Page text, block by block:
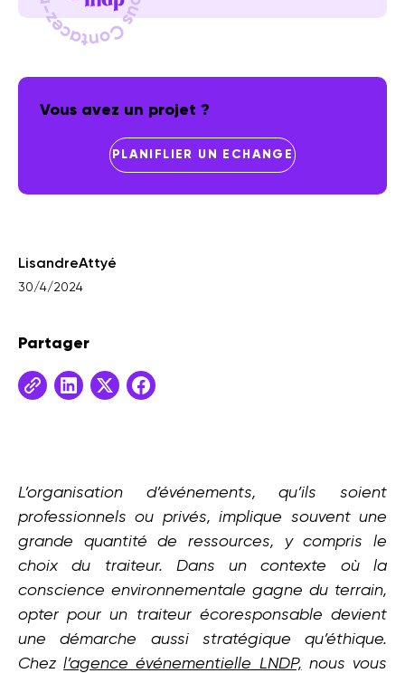
Vous avez un projet ?
PLANIFLIER UN ECHANGE
LisandreAttyé
30/4/2024
Partager
L’organisation d’événements, qu’ils soient
professionnels ou privés, implique souvent une
grande quantité de ressources, y compris le
choix du traiteur. Dans un contexte où la
conscience environnementale gagne du terrain,
opter pour un traiteur écoresponsable devient
une démarche aussi stratégique qu’éthique.
Chezl’agence événementielle LNDP, nous vous